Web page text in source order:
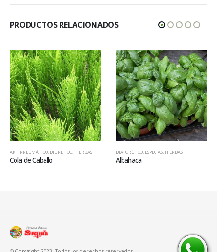
PRODUCTOS RELACIONADOS
ANTIRREUMÁTICO, DIURETICO, HIERBAS
Cola de Caballo
DIAFORÉTICO, ESPECIAS, HIERBAS
Albahaca